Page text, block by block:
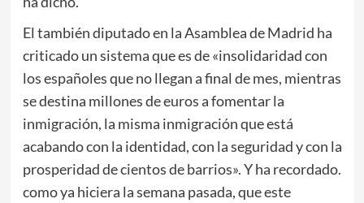
El también diputado en la Asamblea de Madrid ha
criticado un sistema que es de «insolidaridad con
los españoles que no llegan a final de mes, mientras
se destina millones de euros a fomentar la
inmigración, la misma inmigración que está
acabando con la identidad, con la seguridad y con la
prosperidad de cientos de barrios». Y ha recordado.
como ya hiciera la semana pasada, que este